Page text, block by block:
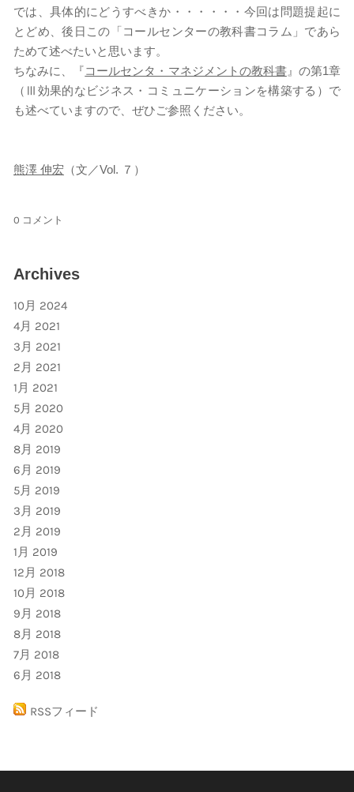
では、具体的にどうすべきか・・・・・・今回は問題提起に
とどめ、後日この「コールセンターの教科書コラム」であら
ためて述べたいと思います。
​ちなみに、『コールセンタ・マネジメントの教科書』の第1章
（Ⅲ効果的なビジネス・コミュニケーションを構築する）で
も述べていますので、ぜひご参照ください。
熊澤 伸宏 （文／Vol. ７）
0 コメント
Archives
10月 2024
4月 2021
3月 2021
2月 2021
1月 2021
5月 2020
4月 2020
8月 2019
6月 2019
5月 2019
3月 2019
2月 2019
1月 2019
12月 2018
10月 2018
9月 2018
8月 2018
7月 2018
6月 2018
RSSフィード